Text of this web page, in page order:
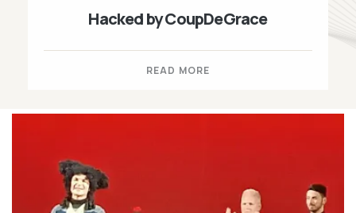
Hacked by CoupDeGrace
READ MORE